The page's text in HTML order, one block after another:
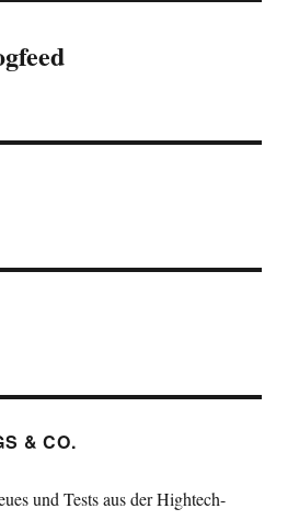
& CO.
und Tests aus der Hightech-